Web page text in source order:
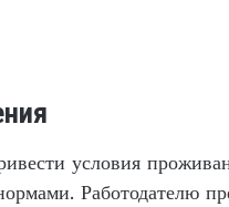
условия
Работодателю